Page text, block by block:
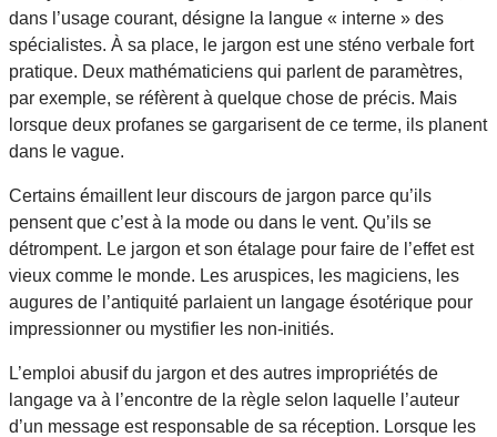
dans l’usage courant, désigne la langue « interne » des
spécialistes. À sa place, le jargon est une sténo verbale fort
pratique. Deux mathématiciens qui parlent de paramètres,
par exemple, se réfèrent à quelque chose de précis. Mais
lorsque deux profanes se gargarisent de ce terme, ils planent
dans le vague.
Certains émaillent leur discours de jargon parce qu’ils
pensent que c’est à la mode ou dans le vent. Qu’ils se
détrompent. Le jargon et son étalage pour faire de l’effet est
vieux comme le monde. Les aruspices, les magiciens, les
augures de l’antiquité parlaient un langage ésotérique pour
impressionner ou mystifier les non-initiés.
L’emploi abusif du jargon et des autres impropriétés de
langage va à l’encontre de la règle selon laquelle l’auteur
d’un message est responsable de sa réception. Lorsque les